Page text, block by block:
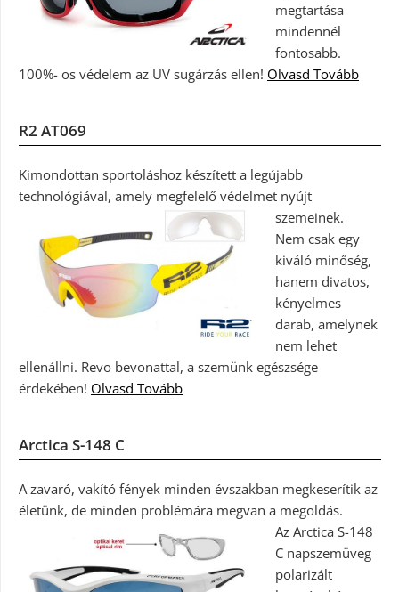
megtartása
mindennél
fontosabb.
100%- os védelem az UV sugárzás ellen! Olvasd Tovább
R2 AT069
Kimondottan sportoláshoz készített a legújabb
technológiával, amely megfelelő védelmet nyújt
szemeinek.
Nem csak egy
kiváló minőség,
hanem divatos,
kényelmes
darab, amelynek
nem lehet
ellenállni. Revo bevonattal, a szemünk egészsége
érdekében! Olvasd Tovább
Arctica S-148 C
A zavaró, vakító fények minden évszakban megkeserítik az
életünk, de minden problémára megvan a megoldás.
Az Arctica S-148
C napszemüveg
polarizált